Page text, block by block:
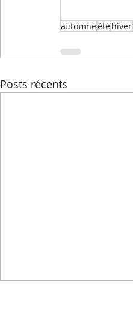
Conseils diététiques
automneétéhiver
Posts récents